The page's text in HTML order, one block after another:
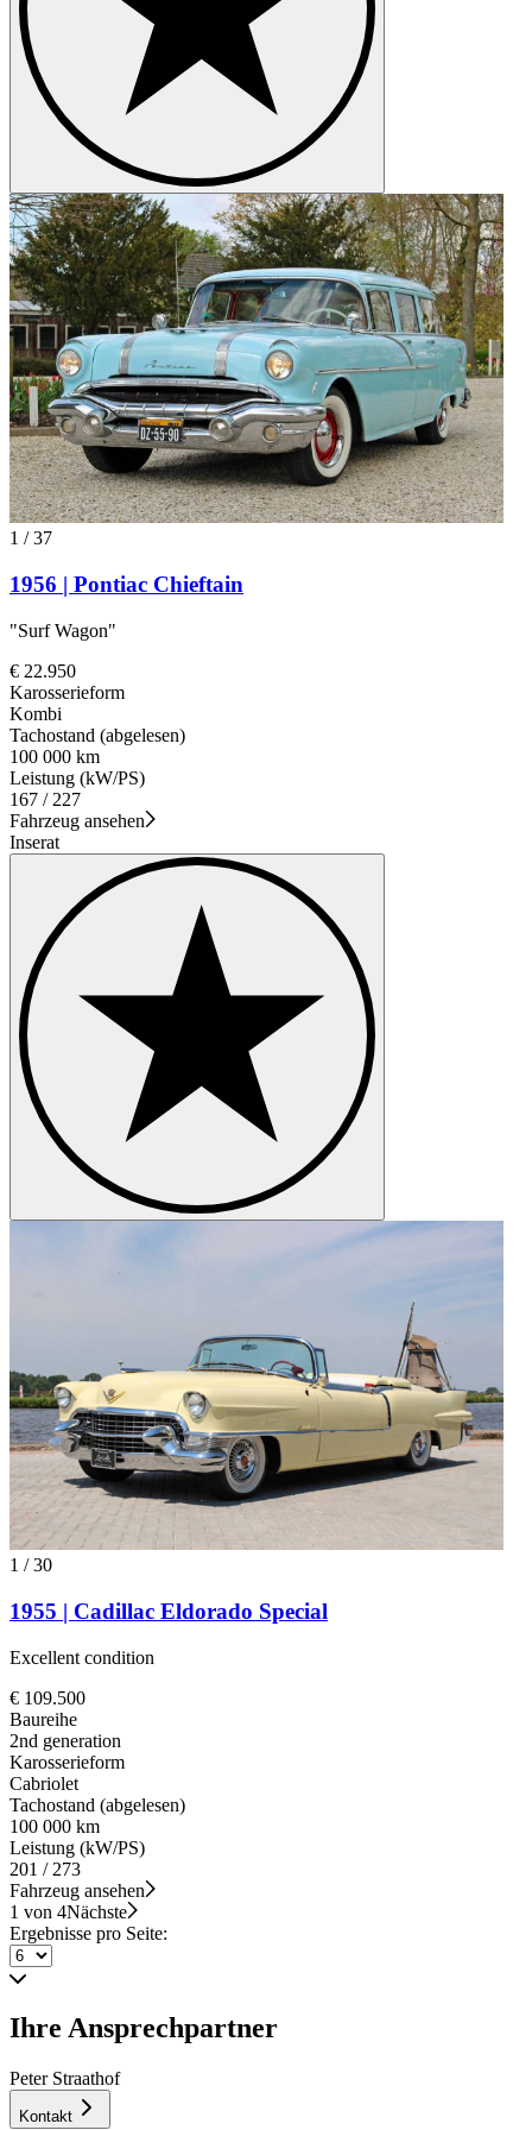
1 /37
1956 | Pontiac Chieftain
"Surf Wagon"
€ 22.950
Karosserieform
Kombi
Tachostand (abgelesen)
100 000 km
Leistung (kW/PS)
167 / 227
Fahrzeug ansehen
Inserat
1 /30
1955 | Cadillac Eldorado Special
Excellent condition
€ 109.500
Baureihe
2nd generation
Karosserieform
Cabriolet
Tachostand (abgelesen)
100 000 km
Leistung (kW/PS)
201 / 273
Fahrzeug ansehen
1 von 4Nächste
Ergebnisse pro Seite:
Ihre Ansprechpartner
Peter Straathof
Kontakt